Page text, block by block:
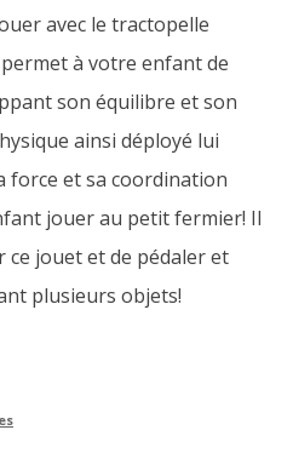
avec le tractopelle
à votre enfant de
son équilibre et son
ainsi déployé lui
force et sa coordination
jouer au petit fermier! Il
ce jouet et de pédaler et
plusieurs objets!